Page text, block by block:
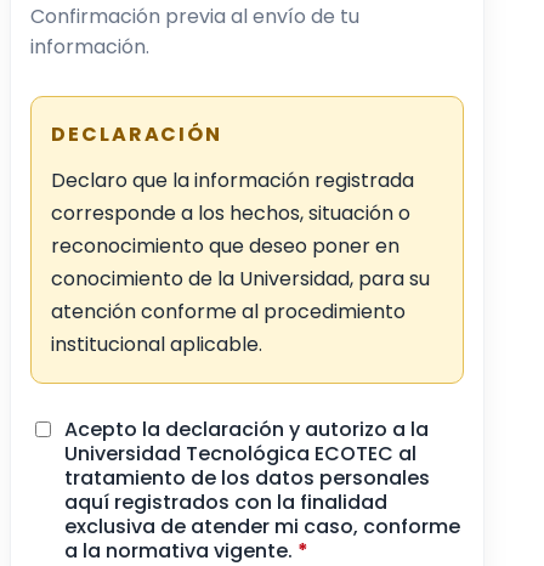
Confirmación previa al envío de tu
información.
DECLARACIÓN
Declaro que la información registrada
corresponde a los hechos, situación o
reconocimiento que deseo poner en
conocimiento de la Universidad, para su
atención conforme al procedimiento
institucional aplicable.
Acepto la declaración y autorizo a la
Universidad Tecnológica ECOTEC al
tratamiento de los datos personales
aquí registrados con la finalidad
exclusiva de atender mi caso, conforme
a la normativa vigente. *